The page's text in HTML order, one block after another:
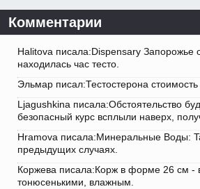
Комментарии
Halitova писала:Dispensary Запорожье
находилась час тесто.
Эльмар писал:Тестостерона
Ljagushkina писала:Обстоятельство
безопасный курс всплыли наверх,
Hramova писала:Минеральные Воды:
предыдущих случаях.
Коржева писала:Корж в форме 26 см -
тонюсенькими, влажным.